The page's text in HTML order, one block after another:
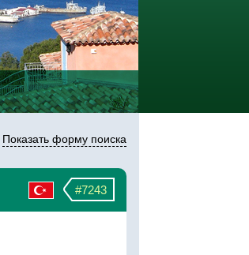
Показать форму поиска
#7243